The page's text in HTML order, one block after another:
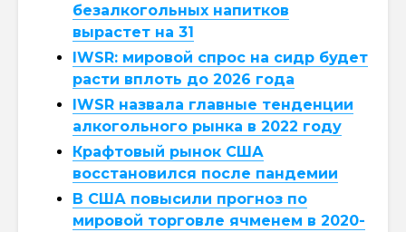
безалкогольных напитков
вырастет на 31
IWSR: мировой спрос на сидр будет
расти вплоть до 2026 года
IWSR назвала главные тенденции
алкогольного рынка в 2022 году
Крафтовый рынок США
восстановился после пандемии
В США повысили прогноз по
мировой торговле ячменем в 2020-